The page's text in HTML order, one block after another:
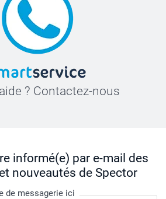
? Contactez-nous
informé(e) par e-mail des
nouveautés de Spector
de messagerie ici